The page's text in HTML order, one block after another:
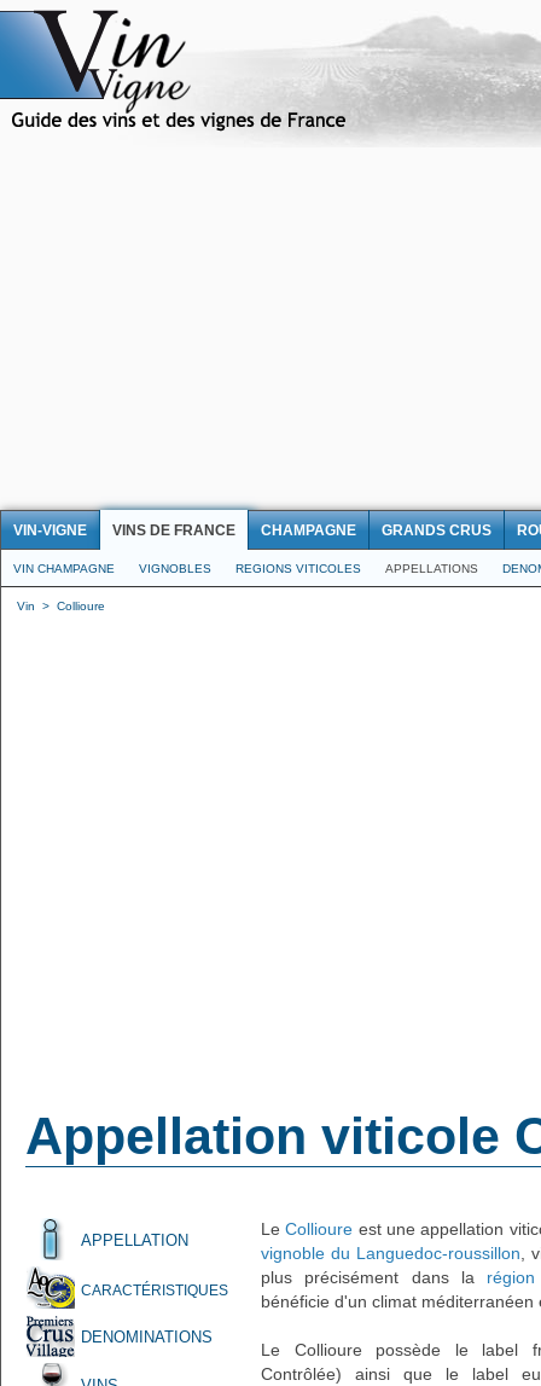
VIN-VIGNE VINS DE FRANCE CHAMPAGNE GRANDS CRUS
VIN CHAMPAGNE VIGNOBLES REGIONS VITICOLES APPELLATIONS
Vin > Collioure
Appellation viticole
APPELLATION
CARACTÉRISTIQUES
DENOMINATIONS
LeCollioure est une appellation
vignoble du Languedoc-roussillon ,
plus précisément dans la
bénéficie d'un climat
Le Collioure possède le label
Contrôlée) ainsi que le label